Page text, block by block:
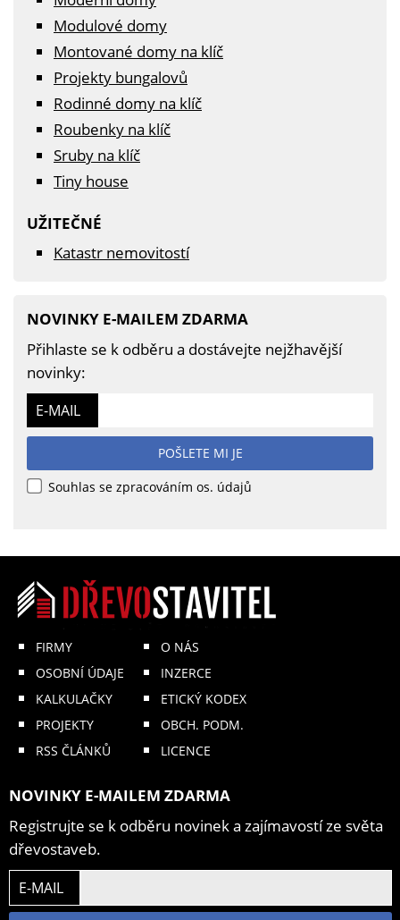
Modulové domy
Montované domy na klíč
Projekty bungalovů
Rodinné domy na klíč
Roubenky na klíč
Sruby na klíč
Tiny house
UŽITEČNÉ
Katastr nemovitostí
NOVINKY E-MAILEM ZDARMA
Přihlaste se k odběru a dostávejte nejžhavější
novinky:
E-MAIL
POŠLETE MI JE
Souhlas se zpracováním os. údajů
FIRMY
OSOBNÍ ÚDAJE
KALKULAČKY
PROJEKTY
RSS ČLÁNKŮ
O NÁS
INZERCE
ETICKÝ KODEX
OBCH. PODM.
LICENCE
NOVINKY E-MAILEM ZDARMA
Registrujte se k odběru novinek a zajímavostí ze světa
dřevostaveb.
E-MAIL